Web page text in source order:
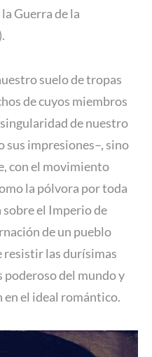
Guerra de la
suelo de tropas
de cuyos miembros
de nuestro
sus impresiones–, sino
con el movimiento
la pólvora por toda
el Imperio de
de un pueblo
resistir las durísimas
poderoso del mundo y
en el ideal romántico.